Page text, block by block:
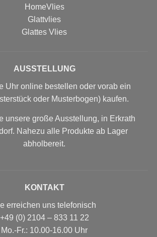
HomeVlies
Glattvlies
Glattes Vlies
AUSSTELLUNG
Uhr online bestellen oder vorab ein
oder Musterbogen) kaufen.
unsere große Ausstellung, in Erkrath
Nahezu alle Produkte ab Lager
abholbereit.
KONTAKT
erreichen uns telefonisch
+49 (0) 2104 – 833 11 22
Mo.-Fr.: 10.00-16.00 Uhr